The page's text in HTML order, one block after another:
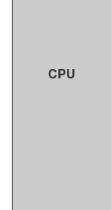
CPU